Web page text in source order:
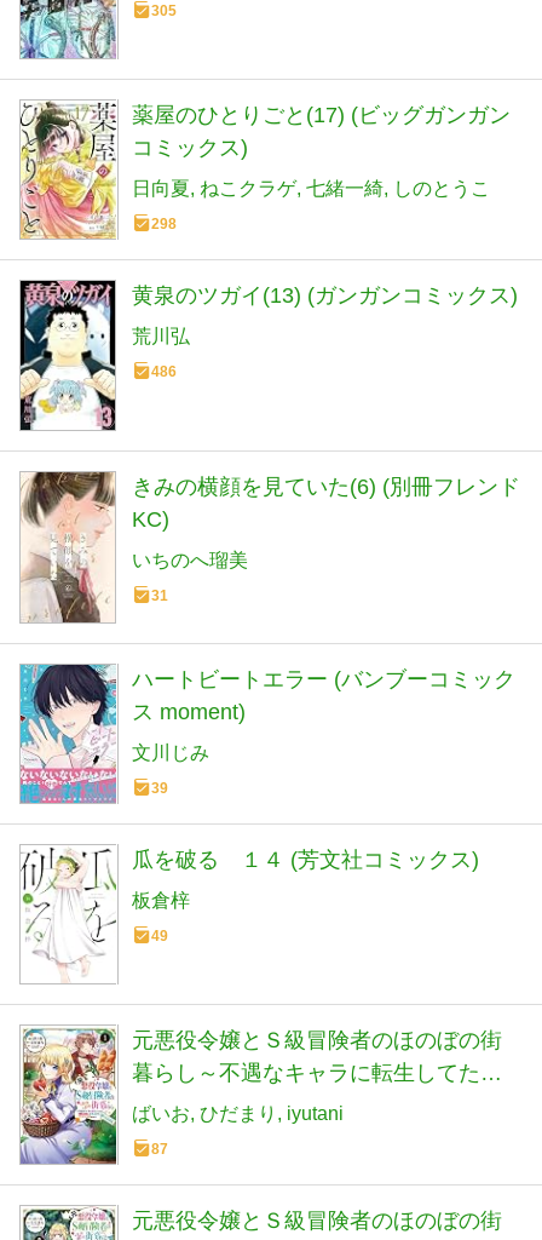
305
薬屋のひとりごと(17) (ビッグガンガン
コミックス)
日向夏 ねこクラゲ 七緒一綺 しのとうこ
298
黄泉のツガイ(13) (ガンガンコミックス)
荒川弘
486
きみの横顔を見ていた(6) (別冊フレンド
KC)
いちのへ瑠美
31
ハートビートエラー (バンブーコミック
ス moment)
文川じみ
39
瓜を破る １４ (芳文社コミックス)
板倉梓
49
元悪役令嬢とＳ級冒険者のほのぼの街
暮らし～不遇なキャラに転生してたけ
ど、理想の美女になれたからプラマイ
ゼロだよね～＠COMIC 第1巻
ばいお ひだまり iyutani
87
元悪役令嬢とＳ級冒険者のほのぼの街